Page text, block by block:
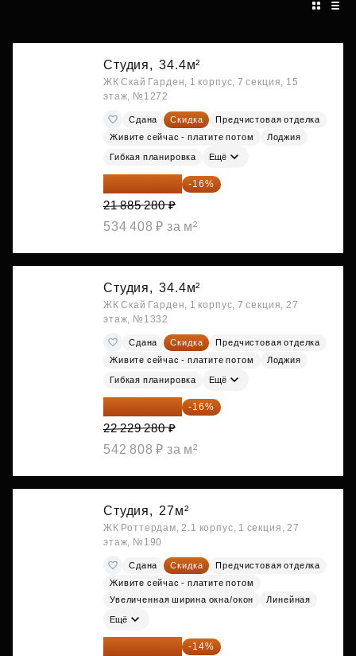
Студия, 34.4м²
ЖК Скай Гарден, 1 корпус, 7 секция, 15
этаж, №1272
Сдана Скидка
Предчистовая отделка
Живите сейчас - платите потом
Лоджия
Гибкая планировка Ещё
18 383 635 ₽ -16%
21 885 280 ₽
534 408 ₽ за м²
Студия, 34.4м²
ЖК Скай Гарден, 1 корпус, 7 секция, 27
этаж, №1332
Сдана Скидка
Предчистовая отделка
Живите сейчас - платите потом
Лоджия
Гибкая планировка Ещё
18 672 595 ₽ -16%
22 229 280 ₽
542 808 ₽ за м²
Студия, 27м²
ЖК Роттердам, 2.1 корпус, 1 секция, 27
этаж, №190
Сдана Скидка
Предчистовая отделка
Живите сейчас - платите потом
Увеличенная ширина окна/окон
Линейная
Ещё
20 147 994 ₽ -14%